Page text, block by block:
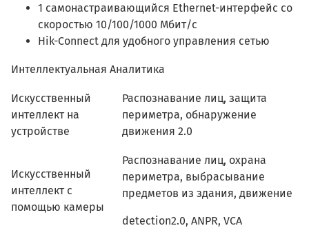
1 самонастраивающийся Ethernet-интерфейс со
скоростью 10/100/1000 Мбит/с
Hik-Connect для удобного управления сетью
Интеллектуальная Аналитика
Искусственный
интеллект на
устройстве
Распознавание лиц, защита
периметра, обнаружение
движения 2.0
Искусственный
интеллект с
помощью камеры
Распознавание лиц, охрана
периметра, выбрасывание
предметов из здания, движение
detection2.0, ANPR, VCA